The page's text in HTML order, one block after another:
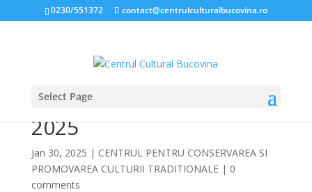
0230/551372 contact@centrulculturalbucovina.ro
Select Page
Cultura Arta și Traditie
2025
Jan 30, 2025 | CENTRUL PENTRU CONSERVAREA SI
PROMOVAREA CULTURII TRADITIONALE| 0
comments